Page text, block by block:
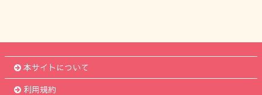
本サイトについて
利用規約